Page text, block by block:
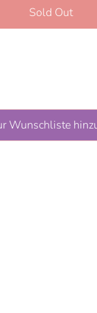
Sold Out
Wunschliste